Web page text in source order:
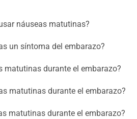
náuseas matutinas?
un síntoma del embarazo?
matutinas durante el embarazo?
matutinas durante el embarazo?
matutinas durante el embarazo?